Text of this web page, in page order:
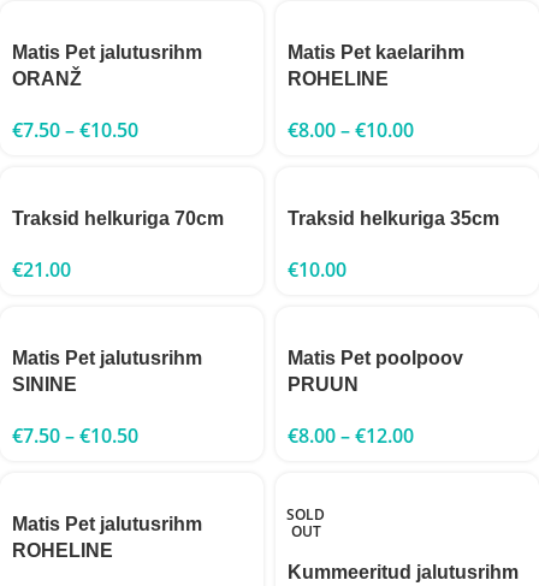
Matis Pet jalutusrihm
ORANŽ
€7.50–€10.50
Matis Pet kaelarihm
ROHELINE
€8.00–€10.00
Traksid helkuriga 70cm
€21.00
Traksid helkuriga 35cm
€10.00
Matis Pet jalutusrihm
SININE
€7.50–€10.50
Matis Pet poolpoov
PRUUN
€8.00–€12.00
Matis Pet jalutusrihm
ROHELINE
SOLD
OUT
Kummeeritud jalutusrihm